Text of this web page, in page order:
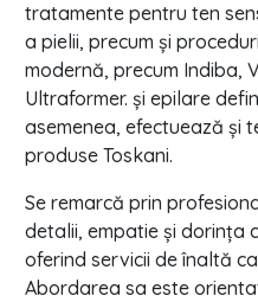
tratamente pentru ten
a pielii, precum și
modernă, precum Indiba,
Ultraformer. și epilare
asemenea, efectuează și
produse Toskani.
Se remarcă prin
detalii, empatie și dorința
oferind servicii de înaltă
Abordarea sa este